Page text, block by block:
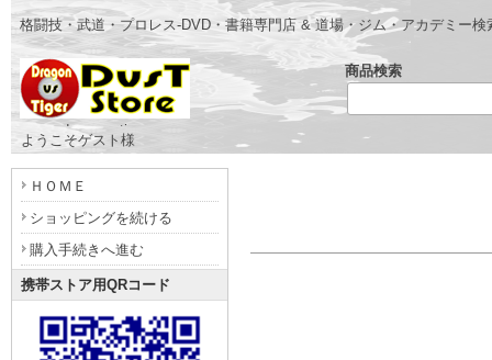
格闘技・武道・プロレス-DVD・書籍専門店 & 道場・ジム・アカデミー検
- www.dragonvstiger.com -
商品検索
ようこそゲスト様
ＨＯＭＥ
ショッピングを続ける
購入手続きへ進む
携帯ストア用QRコード